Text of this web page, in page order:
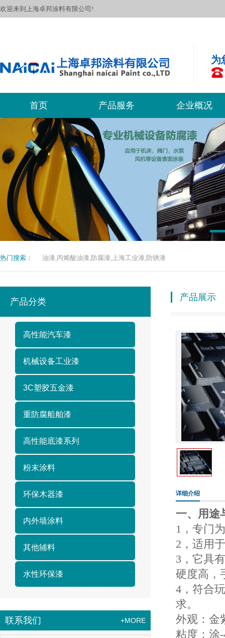
欢迎来到上海卓邦涂料有限公司!
为
首页 产品服务 企业概况
热门搜索： 油漆,丙烯酸油漆,防腐漆,上海工业漆,防锈漆
产品分类
高性能汽车漆
机械设备工业漆
3C塑胶五金漆
重防腐船舶漆
高性能底漆系列
粉末涂料
环保木器漆
内外墙涂料
其他辅料
水性环保漆
+MORE
联系我们
产品展示
详细介绍
一、用途
1，专门
2，适用
3，它具
硬度高，
4，符合
求。
外观：金
粘度：涂